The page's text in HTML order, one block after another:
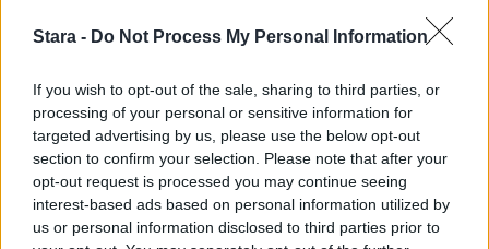
Stara - Do Not Process My Personal Information
If you wish to opt-out of the sale, sharing to third parties, or
processing of your personal or sensitive information for
targeted advertising by us, please use the below opt-out
section to confirm your selection. Please note that after your
opt-out request is processed you may continue seeing
interest-based ads based on personal information utilized by
us or personal information disclosed to third parties prior to
Lähde:Mastercard
Voit lisätä Staran Googlen ensisijaiseksi
lähteeksiklikkaamalla tästäja ruksittamalla
laatikon. Voit myös lukea lisää tähän artikkeliin
liittyvistä teemoista ja aiheista, kuten